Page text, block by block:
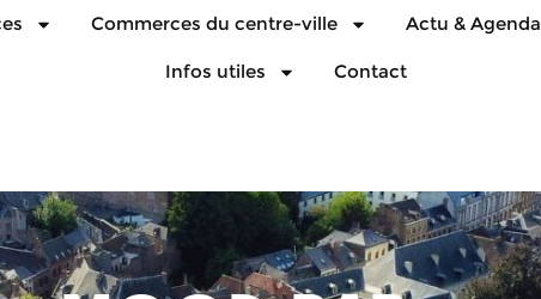
Commerces du centre-ville Actu & Agenda
Infos utiles Contact